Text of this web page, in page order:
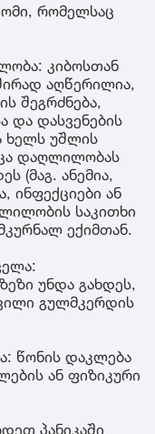
რომელსაც
კიბოსთან
აღწერილია,
შეგრძნება,
და დასვენების
ხელს უშლის
დაღლილობას
(მაგ. ანემია,
ინფექციები ან
საკითხი
ექიმთან.
უნდა გახდეს,
გულმკერდის
წონის დაკლება
ან ფიზიკური
პანიკაში